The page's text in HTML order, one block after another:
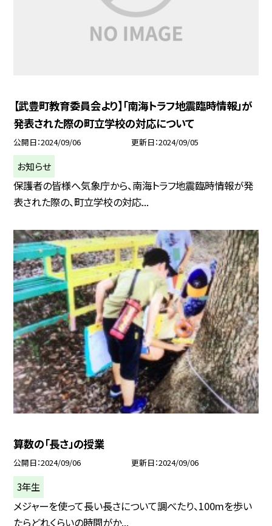
【武豊町教育委員会より】「南海トラフ地震臨時情報」が
発表された際の町立学校の対応について
公開日 2024/09/06 更新日 2024/09/05
お知らせ
保護者の皆様へ気象庁から、南海トラフ地震臨時情報が発
表された際の、町立学校の対応...
算数の「長さ」の授業
公開日 2024/09/06 更新日 2024/09/06
3年生
メジャーを使って長い長さについて調べたり、100mを歩い
たらどれくらいの時間がか...